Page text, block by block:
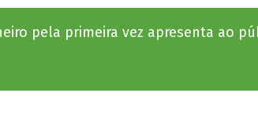
pela primeira vez apresenta ao